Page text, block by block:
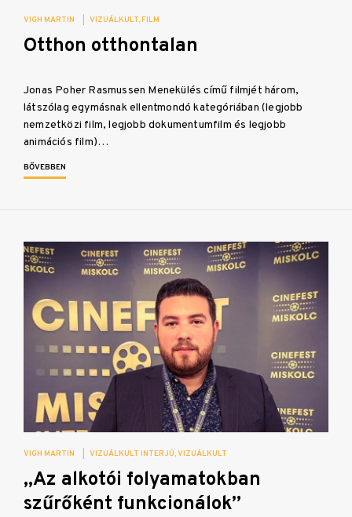
VIGH MARTIN VIZUÁLKULT FILM
Otthon otthontalan
Jonas Poher Rasmussen Menekülés című filmjét három,
látszólag egymásnak ellentmondó kategóriában (legjobb
nemzetközi film, legjobb dokumentumfilm és legjobb
animációs film)…
BŐVEBBEN
VIGH MARTIN VIZUÁLKULT INTERJÚ VIZUÁLKULT
„Az alkotói folyamatokban
szűrőként funkcionálok”